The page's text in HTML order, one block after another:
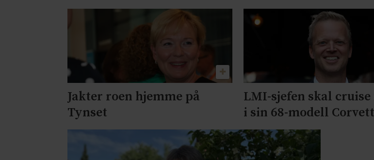
Jakter roen hjemme på
Tynset
LMI-sjefen skal
i sin 68-modell